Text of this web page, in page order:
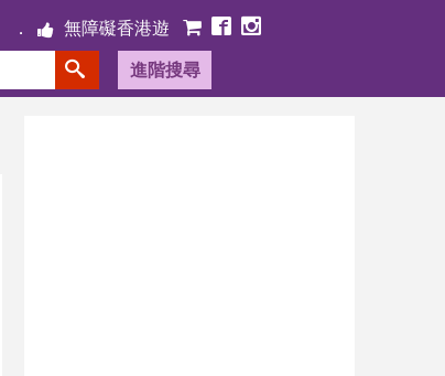
無障礙香港遊
進階搜尋